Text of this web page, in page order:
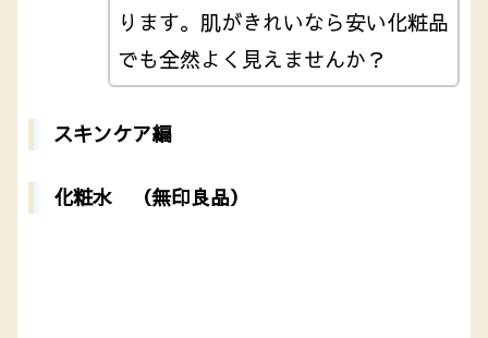
ります。肌がきれいなら安い化粧品
でも全然よく見えませんか？
スキンケア編
化粧水 （無印良品）